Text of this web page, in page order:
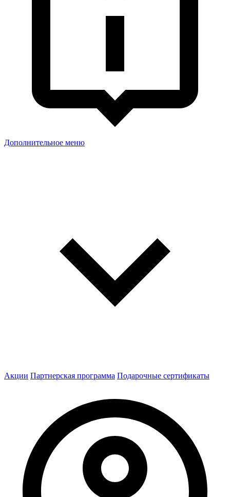
Дополнительное меню
Акции Партнерская программа Подарочные сертификаты